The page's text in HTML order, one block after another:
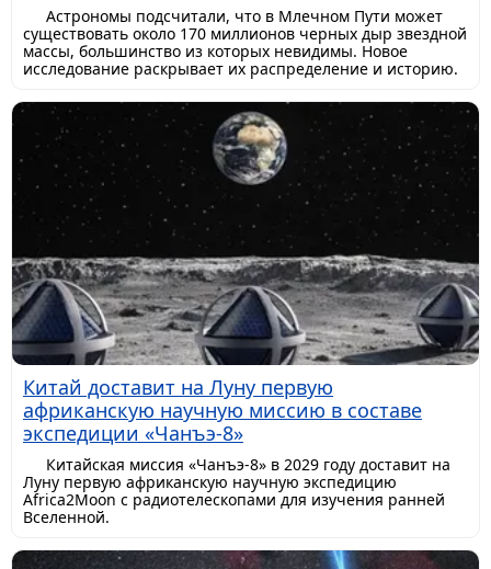
Астрономы подсчитали, что в Млечном Пути может
существовать около 170 миллионов черных дыр звездной
массы, большинство из которых невидимы. Новое
исследование раскрывает их распределение и историю.
Китай доставит на Луну первую
африканскую научную миссию в составе
экспедиции «Чанъэ-8»
Китайская миссия «Чанъэ-8» в 2029 году доставит на
Луну первую африканскую научную экспедицию
Africa2Moon с радиотелескопами для изучения ранней
Вселенной.